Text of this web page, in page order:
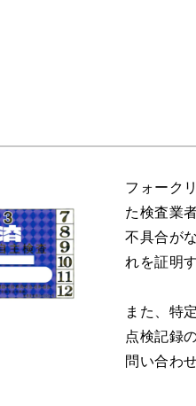
フォーク
た検査業
不具合が
れを証明
また、特
点検記録
問い合わ